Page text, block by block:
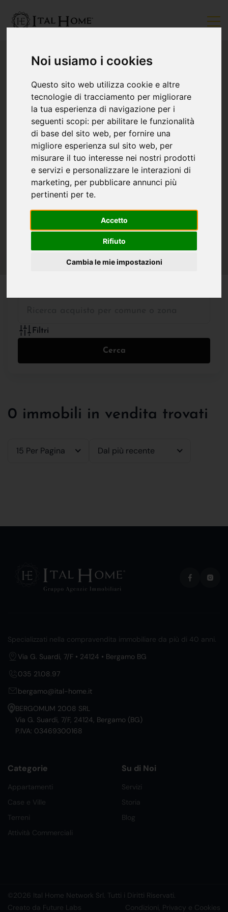
Noi usiamo i cookies
Questo sito web utilizza cookie e altre
tecnologie di tracciamento per migliorare
la tua esperienza di navigazione per i
seguenti scopi: per abilitare le funzionalità
di base del sito web, per fornire una
migliore esperienza sul sito web, per
misurare il tuo interesse nei nostri prodotti
e servizi e personalizzare le interazioni di
marketing, per pubblicare annunci più
pertinenti per te.
Accetto
Rifiuto
Cambia le mie impostazioni
Filtri
Cerca
0 immobili in vendita trovati
15 Per Pagina Dal più recente
Specializzati nella compravendita immobiliare da più di 40 anni.
Via G. Suardi, 7/F • 24124 • Bergamo BG
035 21.08.97
bergamo@ital-home.it
BERGOMUM 2008 SRL
Via G. Suardi, 7/F, 24124, Bergamo (BG)
P.IVA: 03469300168
Categorie
Appartamenti
Case e Ville
Terreni
Attività Commerciali
Su di Noi
Servizi
Storia
Blog
©2026 Ital Home Network Srl. Tutti i Diritti Riservati.
Creato da Future Labs
Condizioni, Privacy e Cookies